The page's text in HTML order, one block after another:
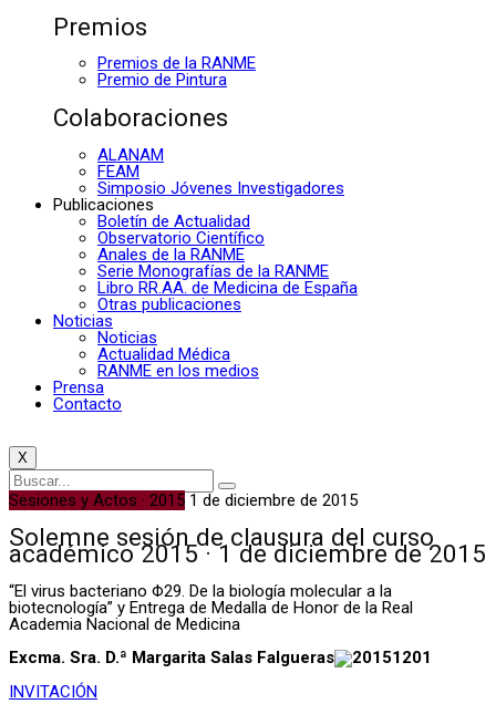
Premios
Premios de la RANME
Premio de Pintura
Colaboraciones
ALANAM
FEAM
Simposio Jóvenes Investigadores
Publicaciones
Boletín de Actualidad
Observatorio Científico
Anales de la RANME
Serie Monografías de la RANME
Libro RR.AA. de Medicina de España
Otras publicaciones
Noticias
Noticias
Actualidad Médica
RANME en los medios
Prensa
Contacto
X
Sesiones y Actos · 2015 1 de diciembre de 2015
Solemne sesión de clausura del curso
académico 2015 · 1 de diciembre de 2015
“El virus bacteriano Φ29. De la biología molecular a la
biotecnología” y Entrega de Medalla de Honor de la Real
Academia Nacional de Medicina
Excma. Sra. D.ª Margarita Salas Falgueras
INVITACIÓN